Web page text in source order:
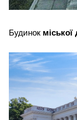
Будинокміської